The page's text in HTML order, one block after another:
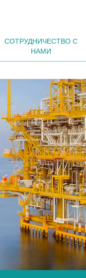
СОТРУДНИЧЕСТВО С
НАМИ